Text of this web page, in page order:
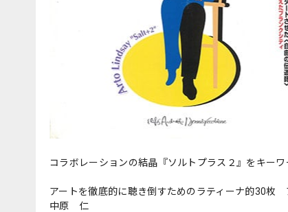
コラボレーションの結晶『ソルトプラス２』をキー
アートを徹底的に聴き倒すためのラティーナ的30枚
中原 仁